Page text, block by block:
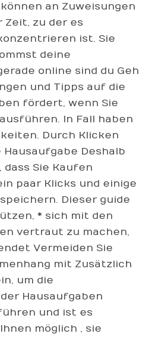
an Zuweisungen
Zeit, zu der es
ist. Sie
deine
online sind du Geh
und Tipps auf die
fördert, wenn Sie
In Fall haben
Durch Klicken
Deshalb
dass Sie Kaufen
paar Klicks und einige
Dieser guide
* sich mit den
vertraut zu machen,
Vermeiden Sie
mit Zusätzlich
um die
Hausaufgaben
und ist es
möglich , sie